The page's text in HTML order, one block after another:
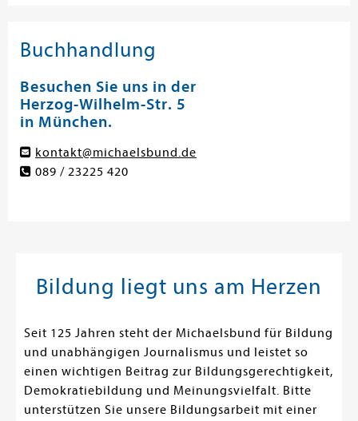
Buchhandlung
Besuchen Sie uns in der
Herzog-Wilhelm-Str. 5
in München.
kontakt@michaelsbund.de
089 / 23225 420
Bildung liegt uns am Herzen
Seit 125 Jahren steht der Michaelsbund für Bildung
und unabhängigen Journalismus und leistet so
einen wichtigen Beitrag zur Bildungsgerechtigkeit,
Demokratiebildung und Meinungsvielfalt. Bitte
unterstützen Sie unsere Bildungsarbeit mit einer